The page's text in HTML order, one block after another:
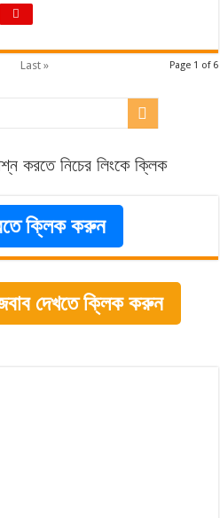
Page 1 of 6
Last »
করতে নিচের লিংকে ক্লিক
ক্লিক করুন
দেখতে ক্লিক করুন